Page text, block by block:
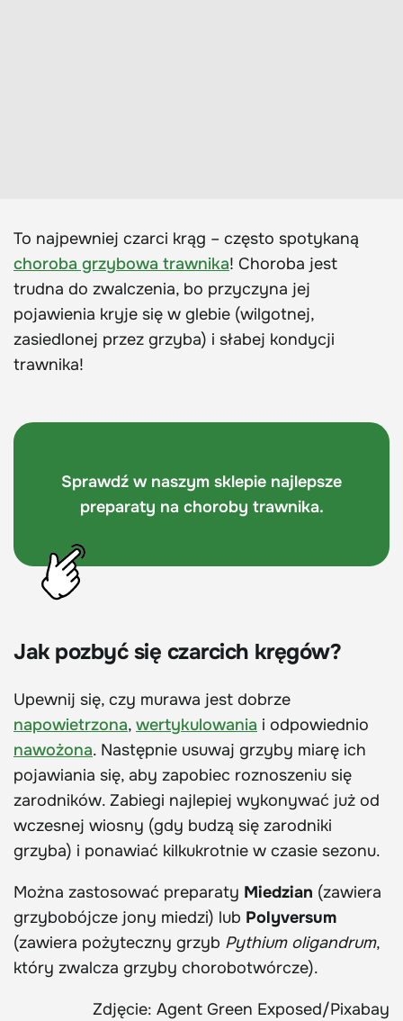
To najpewniej czarci krąg – często spotykaną
choroba grzybowa trawnika! Choroba jest
trudna do zwalczenia, bo przyczyna jej
pojawienia kryje się w glebie (wilgotnej,
zasiedlonej przez grzyba) i słabej kondycji
trawnika!
Sprawdź w naszym sklepie najlepsze
preparaty na choroby trawnika.
Jak pozbyć się czarcich kręgów?
Upewnij się, czy murawa jest dobrze
napowietrzona, wertykulowania i odpowiednio
nawożona. Następnie usuwaj grzyby miarę ich
pojawiania się, aby zapobiec roznoszeniu się
zarodników. Zabiegi najlepiej wykonywać już od
wczesnej wiosny (gdy budzą się zarodniki
grzyba) i ponawiać kilkukrotnie w czasie sezonu.
Można zastosować preparaty Miedzian (zawiera
grzybobójcze jony miedzi) lub Polyversum
(zawiera pożyteczny grzyb Pythium oligandrum,
który zwalcza grzyby chorobotwórcze).
Zdjęcie: Agent Green Exposed/Pixabay